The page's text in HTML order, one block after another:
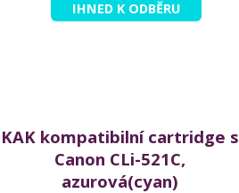
IHNED K ODBĚRU
KAK kompatibilní cartridge s
Canon CLi-521C,
azurová(cyan)